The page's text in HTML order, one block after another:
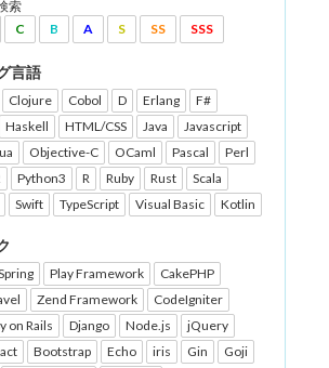
索
C B A S SS SSS
言語
Clojure Cobol D Erlang
F#
Haskell HTML/CSS Java
Javascript
Objective-C OCaml Pascal
Perl
Python3 R Ruby Rust
Scala
Swift TypeScript Visual Basic Kotlin
Play Framework
CakePHP
Zend Framework
CodeIgniter
on Rails Django Node.js
jQuery
Bootstrap Echo iris Gin
Goji